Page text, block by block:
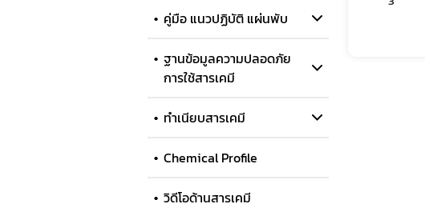
คู่มือ แนวปฏิบัติ แผ่นพับ
ฐานข้อมูลความปลอดภัย
การใช้สารเคมี
ทำเนียบสารเคมี
Chemical Profile
วิดีโอด้านสารเคมี